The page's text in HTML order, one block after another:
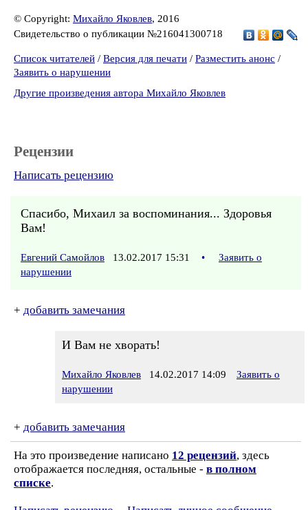
© Copyright: Михайло Яковлев, 2016
Свидетельство о публикации №216041300718
Список читателей / Версия для печати / Разместить анонс /
Заявить о нарушении
Другие произведения автора Михайло Яковлев
Рецензии
Написать рецензию
Спасибо, Михаил за воспоминания... Здоровья
Вам!
Евгений Самойлов 13.02.2017 15:31 •
Заявить о
нарушении
+ добавить замечания
И Вам не хворать!
Михайло Яковлев 14.02.2017 14:09
Заявить о
нарушении
+ добавить замечания
На это произведение написано 12 рецензий, здесь
отображается последняя, остальные - в полном
списке.